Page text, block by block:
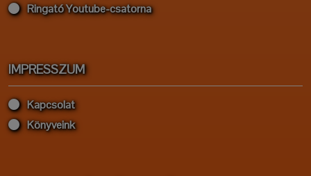
Ringató Youtube-csatorna
IMPRESSZUM
Kapcsolat
Könyveink